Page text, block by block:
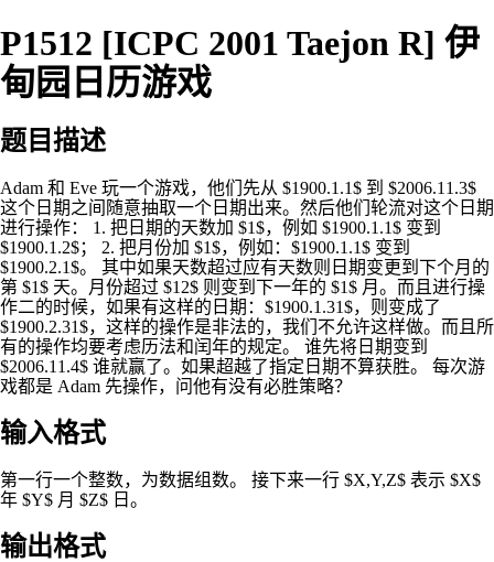
P1512 [ICPC 2001 Taejon R] 伊
甸园日历游戏
题目描述
Adam 和 Eve 玩一个游戏，他们先从 $1900.1.1$ 到 $2006.11.3$
这个日期之间随意抽取一个日期出来。然后他们轮流对这个日期
进行操作： 1. 把日期的天数加 $1$，例如 $1900.1.1$ 变到
$1900.1.2$； 2. 把月份加 $1$，例如：$1900.1.1$ 变到
$1900.2.1$。 其中如果天数超过应有天数则日期变更到下个月的
第 $1$ 天。月份超过 $12$ 则变到下一年的 $1$ 月。而且进行操
作二的时候，如果有这样的日期：$1900.1.31$，则变成了
$1900.2.31$，这样的操作是非法的，我们不允许这样做。而且所
有的操作均要考虑历法和闰年的规定。 谁先将日期变到
$2006.11.4$ 谁就赢了。如果超越了指定日期不算获胜。 每次游
戏都是 Adam 先操作，问他有没有必胜策略？
输入格式
第一行一个整数，为数据组数。 接下来一行 $X,Y,Z$ 表示 $X$
年 $Y$ 月 $Z$ 日。
输出格式